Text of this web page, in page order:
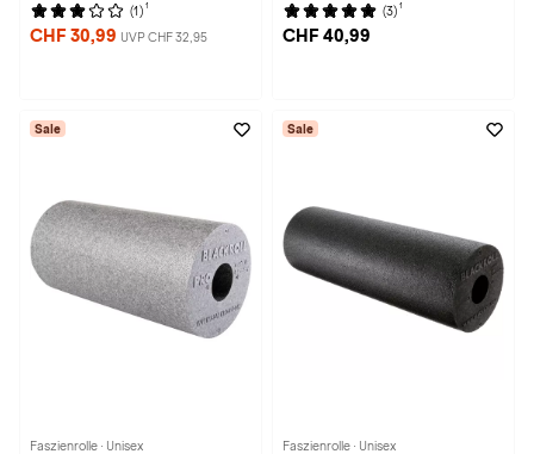
(1) 1
CHF 30,99 UVP CHF 32,95
(3) 1
CHF 40,99
Sale
Faszienrolle · Unisex
Sale
Faszienrolle · Unisex